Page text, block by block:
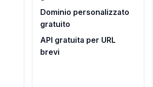
Dominio personalizzato
gratuito
API gratuita per URL
brevi